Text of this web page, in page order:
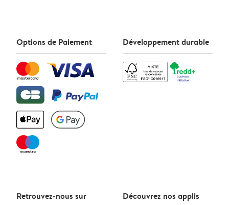
Options de Paiement Développement durable
Retrouvez-nous sur Découvrez nos applis